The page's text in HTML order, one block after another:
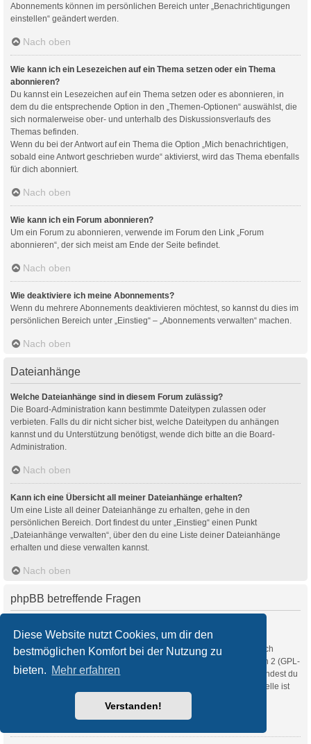
Diese Website nutzt Cookies, um dir den
bestmöglichen Komfort bei der Nutzung zu
bieten. Mehr erfahren
Verstanden!
Abonnements können im persönlichen Bereich unter „Benachrichtigungen
einstellen“ geändert werden.
Nach oben
Wie kann ich ein Lesezeichen auf ein Thema setzen oder ein Thema
abonnieren?
Du kannst ein Lesezeichen auf ein Thema setzen oder es abonnieren, in
dem du die entsprechende Option in den „Themen-Optionen“ auswählst, die
sich normalerweise ober- und unterhalb des Diskussionsverlaufs des
Themas befinden.
Wenn du bei der Antwort auf ein Thema die Option „Mich benachrichtigen,
sobald eine Antwort geschrieben wurde“ aktivierst, wird das Thema ebenfalls
für dich abonniert.
Nach oben
Wie kann ich ein Forum abonnieren?
Um ein Forum zu abonnieren, verwende im Forum den Link „Forum
abonnieren“, der sich meist am Ende der Seite befindet.
Nach oben
Wie deaktiviere ich meine Abonnements?
Wenn du mehrere Abonnements deaktivieren möchtest, so kannst du dies im
persönlichen Bereich unter „Einstieg“ – „Abonnements verwalten“ machen.
Nach oben
Dateianhänge
Welche Dateianhänge sind in diesem Forum zulässig?
Die Board-Administration kann bestimmte Dateitypen zulassen oder
verbieten. Falls du dir nicht sicher bist, welche Dateitypen du anhängen
kannst und du Unterstützung benötigst, wende dich bitte an die Board-
Administration.
Nach oben
Kann ich eine Übersicht all meiner Dateianhänge erhalten?
Um eine Liste all deiner Dateianhänge zu erhalten, gehe in den
persönlichen Bereich. Dort findest du unter „Einstieg“ einen Punkt
„Dateianhänge verwalten“, über den du eine Liste deiner Dateianhänge
erhalten und diese verwalten kannst.
Nach oben
phpBB betreffende Fragen
Diese Software (in ihrer unmodifizierten Fassung) wurde von
phpBB Limited
entwickelt und veröffentlicht. Sie ist urheberrechtlich
geschützt. Sie wurde unter der GNU General Public License, Version 2 (GPL-
2.0) veröffentlicht und kann frei vertrieben werden. Weitere Details findest du
. Eine deutschsprachige Anlaufstelle ist